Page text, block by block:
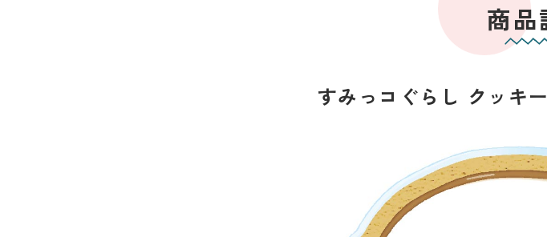
商品
すみっコぐらし クッキ